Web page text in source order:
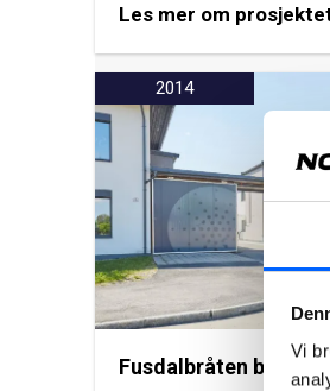
Vi
Les mer om
2014
Fusdalbråten botiltak,